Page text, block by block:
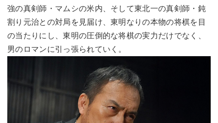
強の真剣師・マムシの米内、そして東北一の真剣師・鈍
割り元治との対局を見届け、東明なりの本物の将棋を目
の当たりにし、東明の圧倒的な将棋の実力だけでなく、
男のロマンに引っ張られていく。